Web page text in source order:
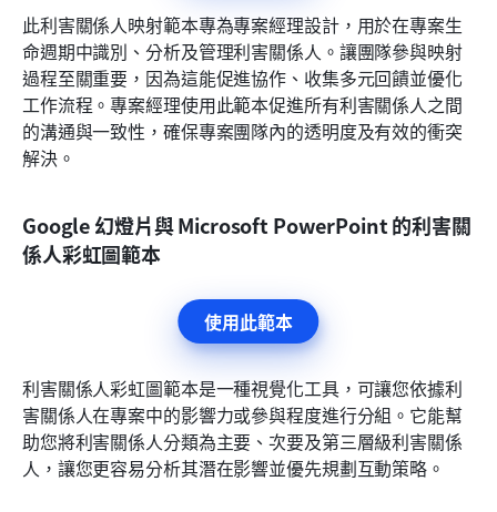
此利害關係人映射範本專為專案經理設計，用於在專案生
命週期中識別、分析及管理利害關係人。讓團隊參與映射
過程至關重要，因為這能促進協作、收集多元回饋並優化
工作流程。專案經理使用此範本促進所有利害關係人之間
的溝通與一致性，確保專案團隊內的透明度及有效的衝突
解決。
Google 幻燈片與 Microsoft PowerPoint 的利害關
係人彩虹圖範本
使用此範本
利害關係人彩虹圖範本是一種視覺化工具，可讓您依據利
害關係人在專案中的影響力或參與程度進行分組。它能幫
助您將利害關係人分類為主要、次要及第三層級利害關係
人，讓您更容易分析其潛在影響並優先規劃互動策略。